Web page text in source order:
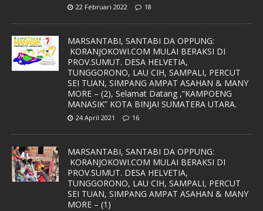
22 Februari 2022 18
MARSANTABI, SANTABI DA OPPUNG:
KORANJOKOWI.COM MULAI BERAKSI DI
PROV.SUMUT. DESA HELVETIA,
TUNGGORONO, LAU CIH, SAMPALI, PERCUT
SEI TUAN, SIMPANG AMPAT ASAHAN & MANY
MORE – (2), Selamat Datang ,”KAMPOENG
MANASIK” KOTA BINJAI SUMATERA UTARA.
24 April 2021 16
MARSANTABI, SANTABI DA OPPUNG:
KORANJOKOWI.COM MULAI BERAKSI DI
PROV.SUMUT. DESA HELVETIA,
TUNGGORONO, LAU CIH, SAMPALI, PERCUT
SEI TUAN, SIMPANG AMPAT ASAHAN & MANY
MORE – (1)